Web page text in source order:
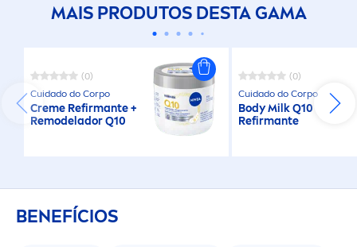
MAIS PRODUTOS DESTA GAMA
(0)
Cuidado do Corpo
Creme Refirmante +
Remodelador Q10
(0)
Cuidado do Corpo
Body Milk Q10
Refirmante
BENEFÍCIOS